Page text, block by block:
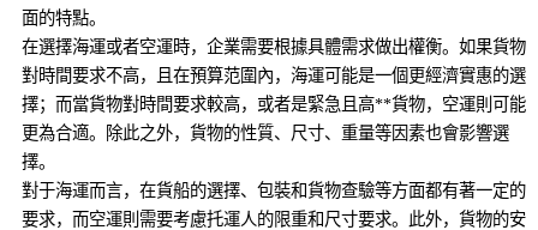
面的特點。
在選擇海運或者空運時，企業需要根據具體需求做出權衡。如果貨物
對時間要求不高，且在預算范圍內，海運可能是一個更經濟實惠的選
擇；而當貨物對時間要求較高，或者是緊急且高**貨物，空運則可能
更為合適。除此之外，貨物的性質、尺寸、重量等因素也會影響選
擇。
對于海運而言，在貨船的選擇、包裝和貨物查驗等方面都有著一定的
要求，而空運則需要考慮托運人的限重和尺寸要求。此外，貨物的安